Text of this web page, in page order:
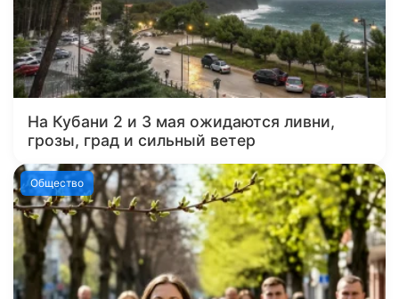
На Кубани 2 и 3 мая ожидаются ливни,
грозы, град и сильный ветер
Общество